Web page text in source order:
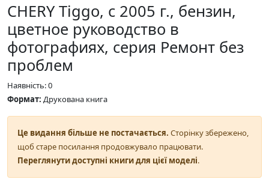
CHERY Tiggo, с 2005 г., бензин,
цветное руководство в
фотографиях, серия Ремонт без
проблем
Наявність: 0
Формат: Друкована книга
Це видання більше не постачається. Сторінку збережено,
щоб старе посилання продовжувало працювати.
Переглянути доступні книги для цієї моделі.